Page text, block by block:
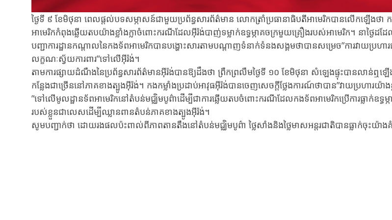
ថ្ងៃទី​ ៩​ ខែមិថុនា ពេលផ្តល់បទសម្ភាសន៍ជាមួយប្រព័ន្ធសារព័ត៌មាន លោកត្រាំប្រធានាធិបតីអាមេរិកបានលើកឡើងថា
អាមេរិកកំពុងឆ្លើយតបយ៉ាងខ្លាំងក្លាចំពោះករណីដែលអ៊ីរ៉ង់បាញ់ទម្លាក់ឧទ្ធម្ភាគចក្រមួយគ្រឿងរបស់អាមេរិក។ នាថ្ងៃដដ
បញ្ជាការដ្ឋានកណ្តាលនៃកងទ័ពអាមេរិកបានបង្ហោះសារតាមបណ្តាញទំនាក់ទំនងសង្គមថាបានសម្រេច”ការវាយប្រហារ
លក្ខណៈស្វ័យការពារ”ទៅលើអ៊ីរ៉ង់។
តាមការផ្សាយដំណឹងនៃប្រព័ន្ធសារព័ត៌មានអ៊ីរ៉ង់បានឱ្យដឹងថា ព្រឹកព្រលឹមថ្ងៃទី ១០ ខែមិថុនា សំឡេងផ្ទុះបានលាន់ឮឡ
កន្លែងជាច្រើននៅភាគខាងត្បូងអ៊ីរ៉ង់។ កងកម្លាំងប្រដាប់អាវុធអ៊ីរ៉ង់បានចេញសេចក្តីថ្លែងការណ៍ថាបាន​”វាយប្រហារយ៉ាងខ្
”ទៅលើមូលដ្ឋានទ័ពអាមេរិកនៅតំបន់មជ្ឈិមបូព៌ាដើម្បីជាការឆ្លើយតបចំពោះករណីដែលកងទ័ពអាមេរិកប្រើការធ្លាក់ឧទ្ធម្ភ
របស់ខ្លួនជាលេសដើម្បីឈ្លានពានតំបន់ភាគខាងត្បូងអ៊ីរ៉ង់។
សូមបញ្ជាក់ថា ដោយរងផលប៉ះពាល់ពីភាពតានតឹងនៅតំបន់មជ្ឈិមបូព៌ា ថ្លៃសាំងនិងថ្លៃមាសអន្តរជាតិបានធ្លាក់ចុះយ៉ា